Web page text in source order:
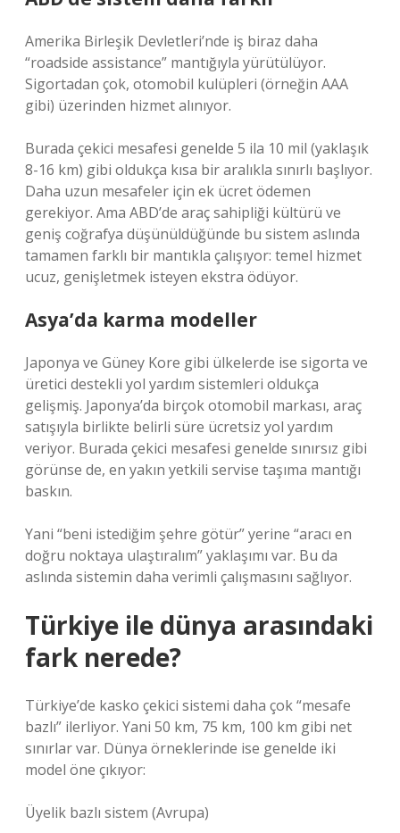
Amerika Birleşik Devletleri’nde iş biraz daha
“roadside assistance” mantığıyla yürütülüyor.
Sigortadan çok, otomobil kulüpleri (örneğin AAA
gibi) üzerinden hizmet alınıyor.
Burada çekici mesafesi genelde 5 ila 10 mil (yaklaşık
8-16 km) gibi oldukça kısa bir aralıkla sınırlı başlıyor.
Daha uzun mesafeler için ek ücret ödemen
gerekiyor. Ama ABD’de araç sahipliği kültürü ve
geniş coğrafya düşünüldüğünde bu sistem aslında
tamamen farklı bir mantıkla çalışıyor: temel hizmet
ucuz, genişletmek isteyen ekstra ödüyor.
Asya’da karma modeller
Japonya ve Güney Kore gibi ülkelerde ise sigorta ve
üretici destekli yol yardım sistemleri oldukça
gelişmiş. Japonya’da birçok otomobil markası, araç
satışıyla birlikte belirli süre ücretsiz yol yardım
veriyor. Burada çekici mesafesi genelde sınırsız gibi
görünse de, en yakın yetkili servise taşıma mantığı
baskın.
Yani “beni istediğim şehre götür” yerine “aracı en
doğru noktaya ulaştıralım” yaklaşımı var. Bu da
aslında sistemin daha verimli çalışmasını sağlıyor.
Türkiye ile dünya arasındaki
fark nerede?
Türkiye’de kasko çekici sistemi daha çok “mesafe
bazlı” ilerliyor. Yani 50 km, 75 km, 100 km gibi net
sınırlar var. Dünya örneklerinde ise genelde iki
model öne çıkıyor:
Üyelik bazlı sistem (Avrupa)